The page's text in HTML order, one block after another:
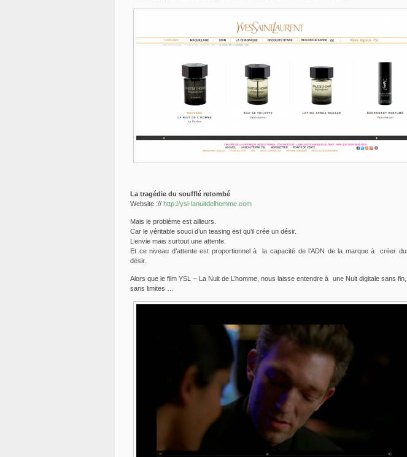
La tragédie du soufflé retombé
Website :// http://ysl-lanuitdelhomme.com
Mais le problème est ailleurs.
Car le véritable souci d’un teasing est qu’il crée un désir.
L’envie mais surtout une attente.
Et ce niveau d’attente est proportionnel à la capacité de l’ADN de la marque à créer du
désir.
Alors que le film YSL – La Nuit de L’homme, nous laisse entendre à une Nuit digitale sans fin,
sans limites …